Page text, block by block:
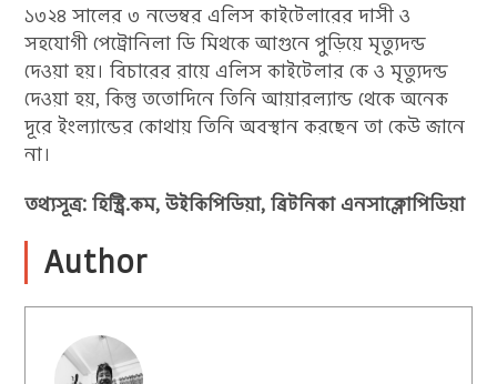
১৩২৪ সালের ৩ নভেম্বর এলিস কাইটেলারের দাসী ও
সহযোগী পেট্রোনিলা ডি মিথকে আগুনে পুড়িয়ে মৃত্যুদন্ড
দেওয়া হয়। বিচারের রায়ে এলিস কাইটেলার কে ও মৃত্যুদন্ড
দেওয়া হয়, কিন্তু ততোদিনে তিনি আয়ারল্যান্ড থেকে অনেক
দূরে ইংল্যান্ডের কোথায় তিনি অবস্থান করছেন তা কেউ জানে
না।
তথ্যসূত্র: হিস্ট্রি.কম, উইকিপিডিয়া, ব্রিটনিকা এনসাক্লোপিডিয়া
Author